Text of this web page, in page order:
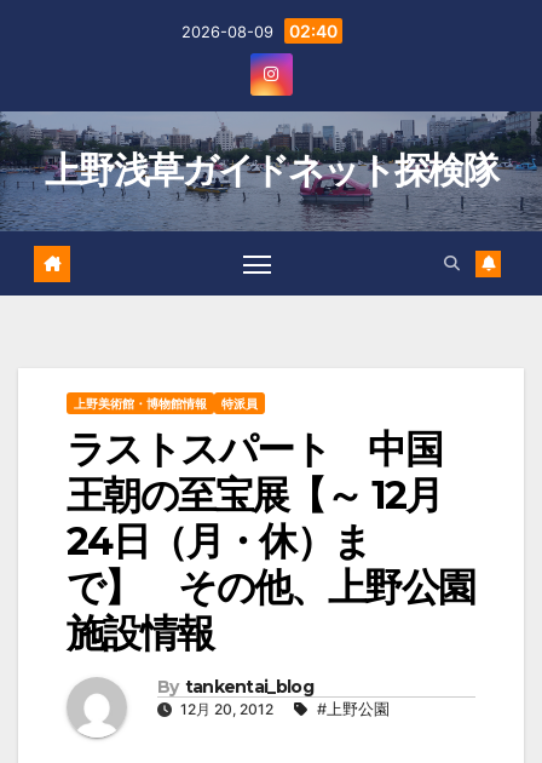
2026-08-09 02:40
上野浅草ガイドネット探検隊
上野美術館・博物館情報 特派員
ラストスパート 中国
王朝の至宝展【～ 12月
24日（月・休）ま
で】 その他、上野公園
施設情報
By tankentai_blog
12月 20, 2012 #上野公園